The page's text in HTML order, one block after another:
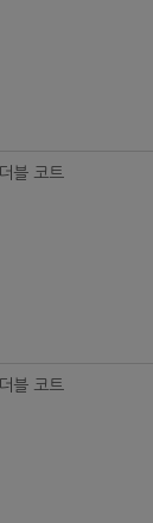
블 코트
블 코트